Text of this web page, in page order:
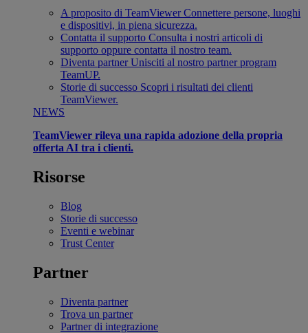
A proposito di TeamViewer Connettere persone, luoghi
e dispositivi, in piena sicurezza.
Contatta il supporto Consulta i nostri articoli di
supporto oppure contatta il nostro team.
Diventa partner Unisciti al nostro partner program
TeamUP.
Storie di successo Scopri i risultati dei clienti
TeamViewer.
NEWS
TeamViewer rileva una rapida adozione della propria
offerta AI tra i clienti.
Risorse
Blog
Storie di successo
Eventi e webinar
Trust Center
Partner
Diventa partner
Trova un partner
Partner di integrazione